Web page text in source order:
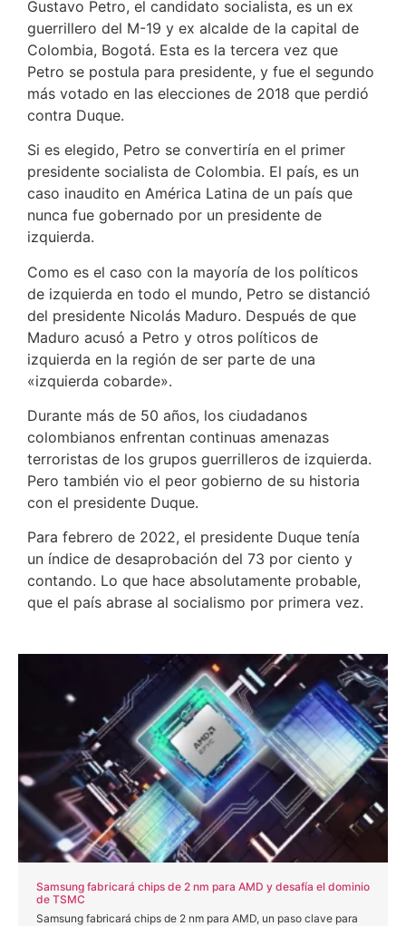
Gustavo Petro, el candidato socialista, es un ex
guerrillero del M-19 y ex alcalde de la capital de
Colombia, Bogotá. Esta es la tercera vez que
Petro se postula para presidente, y fue el segundo
más votado en las elecciones de 2018 que perdió
contra Duque.
Si es elegido, Petro se convertiría en el primer
presidente socialista de Colombia. El país, es un
caso inaudito en América Latina de un país que
nunca fue gobernado por un presidente de
izquierda.
Como es el caso con la mayoría de los políticos
de izquierda en todo el mundo, Petro se distanció
del presidente Nicolás Maduro. Después de que
Maduro acusó a Petro y otros políticos de
izquierda en la región de ser parte de una
«izquierda cobarde».
Durante más de 50 años, los ciudadanos
colombianos enfrentan continuas amenazas
terroristas de los grupos guerrilleros de izquierda.
Pero también vio el peor gobierno de su historia
con el presidente Duque.
Para febrero de 2022, el presidente Duque tenía
un índice de desaprobación del 73 por ciento y
contando. Lo que hace absolutamente probable,
que el país abrase al socialismo por primera vez.
Samsung fabricará chips de 2 nm para AMD y desafía el dominio
de TSMC
Samsung fabricará chips de 2 nm para AMD, un paso clave para